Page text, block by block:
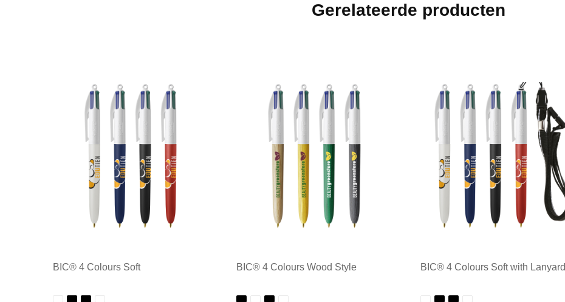
Gerelateerde producten
BIC® 4 Colours Soft BIC® 4 Colours Wood Style BIC® 4 Colours Soft with Lanyard